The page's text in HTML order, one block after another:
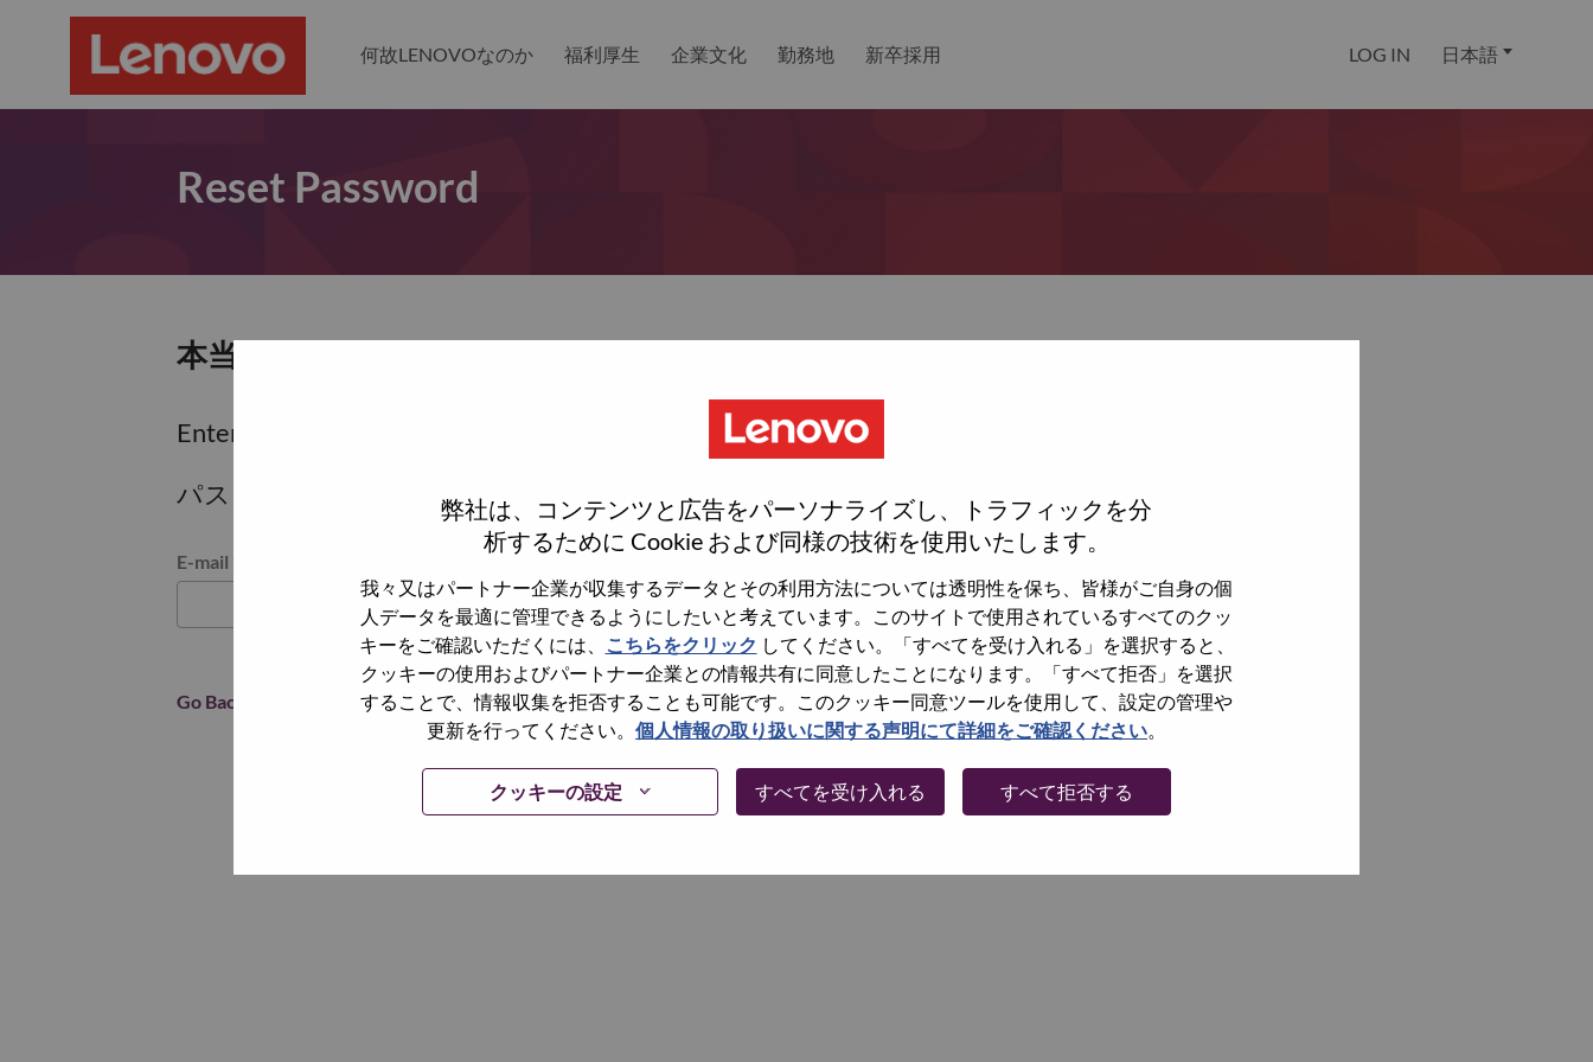
弊社は、コンテンツと広告をパーソナライズし、トラフィックを分
析するために Cookie および同様の技術を使用いたします。
我々又はパートナー企業が収集するデータとその利用方法については透明性を保ち、皆様がご自身の個
人データを最適に管理できるようにしたいと考えています。このサイトで使用されているすべてのクッ
キーをご確認いただくには、
こちらをクリック してください。「すべてを受け入れる」を選択すると、
クッキーの使用およびパートナー企業との情報共有に同意したことになります。「すべて拒否」を選択
することで、情報収集を拒否することも可能です。このクッキー同意ツールを使用して、設定の管理や
更新を行ってください。 個人情報の取り扱いに関する声明にて詳細をご確認ください
クッキーの設定 すべてを受け入れる すべて拒否する
何故LENOVOなのか 福利厚生 企業文化 勤務地 新卒採用 LOG IN 日本語
Reset Password
本当にパスワードをリセットしますか？
Enter the email address associated with your account, then click "Continue".
パスワードをリセットするためにリンクをemailに送ります
パスワードをリセットください
E-mail
Continue
Go Back